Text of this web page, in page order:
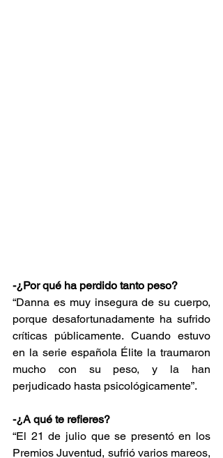
-¿Por qué ha perdido tanto peso?
“Danna es muy insegura de su cuerpo,
porque desafortunadamente ha sufrido
críticas públicamente. Cuando estuvo
en la serie española Élite la traumaron
mucho con su peso, y la han
perjudicado hasta psicológicamente”.
-¿A qué te refieres?
“El 21 de julio que se presentó en los
Premios Juventud, sufrió varios mareos,